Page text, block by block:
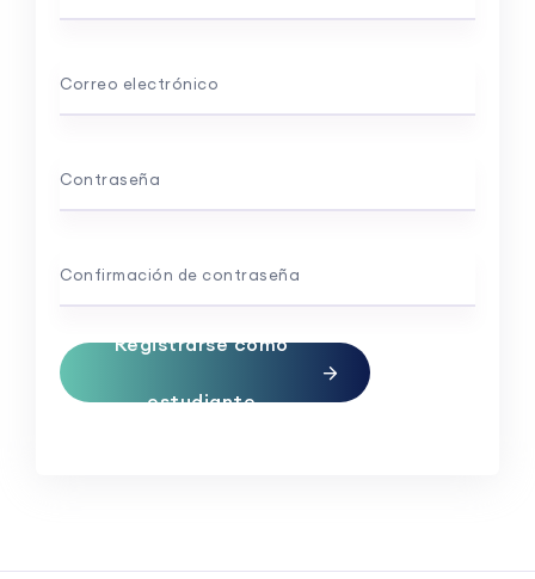
Correo electrónico
Contraseña
Confirmación de contraseña
Registrarse como
estudiante